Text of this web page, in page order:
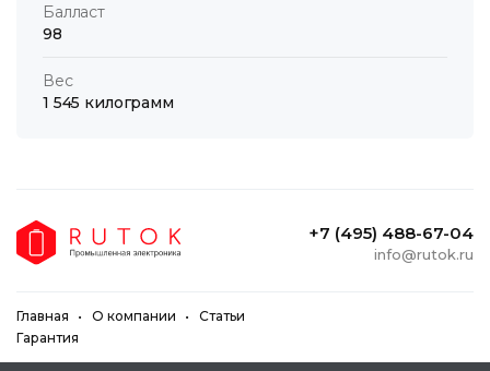
Балласт
98
Вес
1 545 килограмм
+7 (495) 488-67-04
info@rutok.ru
Главная О компании
Статьи
Гарантия